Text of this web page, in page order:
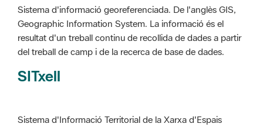
Sistema d'informació georeferenciada. De l'anglès GIS,
Geographic Information System. La informació és el
resultat d'un treball continu de recollida de dades a partir
del treball de camp i de la recerca de base de dades.
SITxell
Sistema d'Informació Territorial de la Xarxa d'Espais